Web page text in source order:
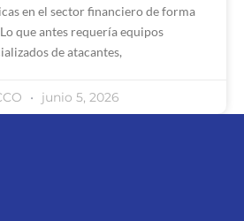
en el sector financiero de forma
que antes requería equipos
de atacantes,
junio 5, 2026